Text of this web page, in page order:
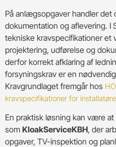
På anlægsopgaver handler det
dokumentation og aflevering. I
tekniske kravspecifikationer et
projektering, udførelse og
derfor korrekt afklaring af
forsyningskrav er en
Kravgrundlaget fremgår hos
kravspecifikationer for
En praktisk løsning kan være
som KloakServiceKBH, der
opgaver, TV-inspektion og